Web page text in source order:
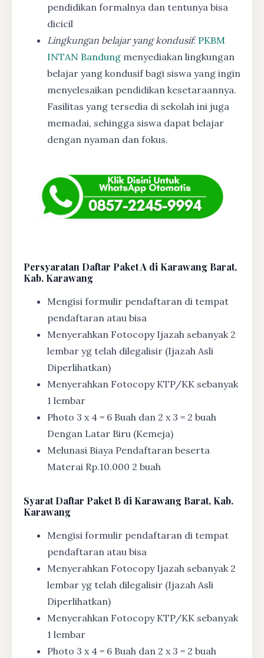
pendidikan formalnya dan tentunya bisa
dicicil
Lingkungan belajar yang kondusif: PKBM
INTAN Bandung menyediakan lingkungan
belajar yang kondusif bagi siswa yang ingin
menyelesaikan pendidikan kesetaraannya.
Fasilitas yang tersedia di sekolah ini juga
memadai, sehingga siswa dapat belajar
dengan nyaman dan fokus.
Persyaratan Daftar Paket A di Karawang Barat,
Kab. Karawang
Mengisi formulir pendaftaran di tempat
pendaftaran atau bisa
Menyerahkan Fotocopy Ijazah sebanyak 2
lembar yg telah dilegalisir (Ijazah Asli
Diperlihatkan)
Menyerahkan Fotocopy KTP/KK sebanyak
1 lembar
Photo 3 x 4 = 6 Buah dan 2 x 3 = 2 buah
Dengan Latar Biru (Kemeja)
Melunasi Biaya Pendaftaran beserta
Materai Rp.10.000 2 buah
SyaratDaftar Paket B di Karawang Barat, Kab.
Karawang
Mengisi formulir pendaftaran di tempat
pendaftaran atau bisa
Menyerahkan Fotocopy Ijazah sebanyak 2
lembar yg telah dilegalisir (Ijazah Asli
Diperlihatkan)
Menyerahkan Fotocopy KTP/KK sebanyak
1 lembar
Photo 3 x 4 = 6 Buah dan 2 x 3 = 2 buah